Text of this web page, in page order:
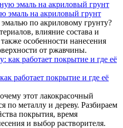
эмаль на акриловый грунт
по акриловому грунту?
влияние состава и
особенности нанесения
от ржавчины.
работает покрытие и где её
этот лакокрасочный
по металлу и дереву. Разбираем
покрытия, время
и выбор растворителя.